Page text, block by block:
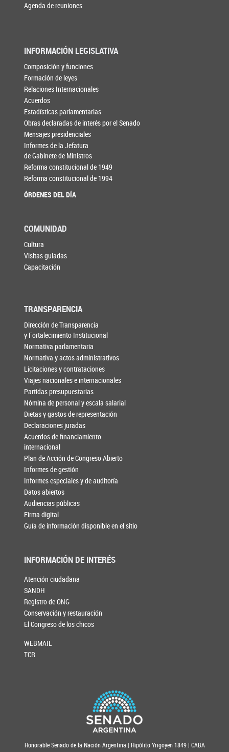
Agenda de reuniones
INFORMACIÓN LEGISLATIVA
Composición y funciones
Formación de leyes
Relaciones Internacionales
Acuerdos
Estadísticas parlamentarias
Obras declaradas de interés por el Senado
Mensajes presidenciales
Informes de la Jefatura
de Gabinete de Ministros
Reforma constitucional de 1949
Reforma constitucional de 1994
ÓRDENES DEL DÍA
COMUNIDAD
Cultura
Visitas guiadas
Capacitación
TRANSPARENCIA
Dirección de Transparencia
y Fortalecimiento Institucional
Normativa parlamentaria
Normativa y actos administrativos
Licitaciones y contrataciones
Viajes nacionales e internacionales
Partidas presupuestarias
Nómina de personal y escala salarial
Dietas y gastos de representación
Declaraciones juradas
Acuerdos de financiamiento
internacional
Plan de Acción de Congreso Abierto
Informes de gestión
Informes especiales y de auditoría
Datos abiertos
Audiencias públicas
Firma digital
Guía de información disponible en el sitio
INFORMACIÓN DE INTERÉS
Atención ciudadana
SANDH
Registro de ONG
Conservación y restauración
El Congreso de los chicos
WEBMAIL
TCR
Honorable Senado de la Nación Argentina | Hipólito Yrigoyen 1849 | CABA